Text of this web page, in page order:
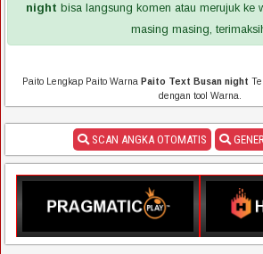
night bisa langsung komen atau merujuk ke
masing masing,
Paito Lengkap Paito Warna Paito Text Busan night
dengan tool Warna.
SCAN ANGKA OTOMATIS